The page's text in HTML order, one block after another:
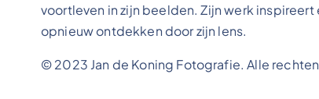
voortleven in zijn beelden. Zijn werk
opnieuw ontdekken door zijn lens.
© 2023 Jan de Koning Fotografie. Alle